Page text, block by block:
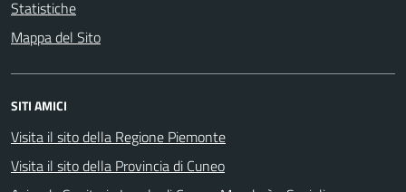
Statistiche
Mappa del Sito
SITI AMICI
Visita il sito della Regione Piemonte
Visita il sito della Provincia di Cuneo